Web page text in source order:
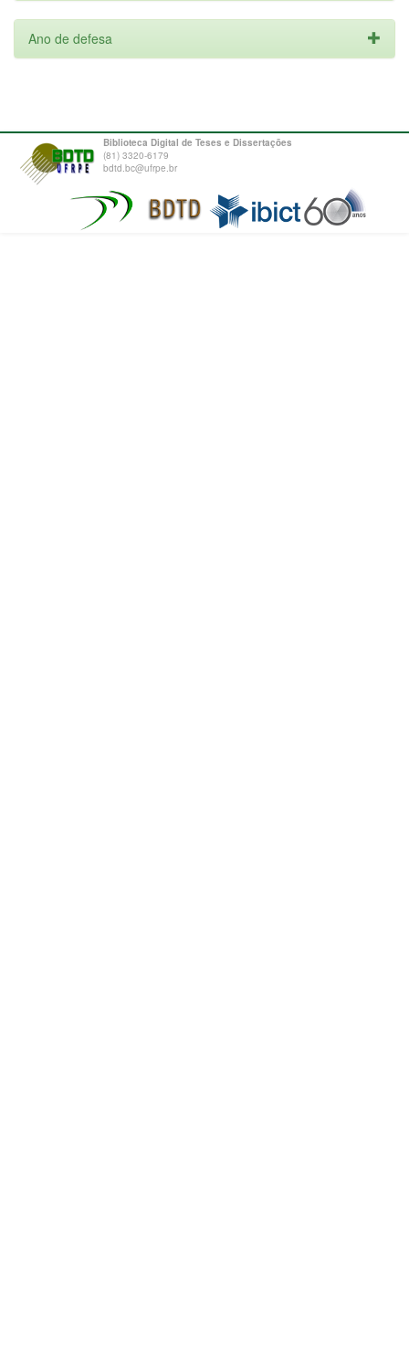
Ano de defesa
Biblioteca Digital de Teses e Dissertações
(81) 3320-6179
bdtd.bc@ufrpe.br